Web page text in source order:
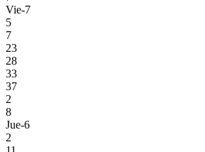
Vie-7
5
7
23
28
33
37
2
8
Jue-6
2